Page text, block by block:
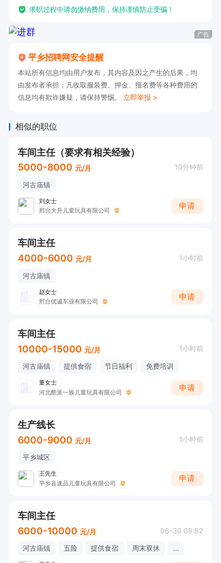
求职过程中请勿缴纳费用，保持谨慎防止受骗！
广告
平乡招聘网安全提醒
本站所有信息均由用户发布，其内容及因之产生的后果，均
由发布者承担；凡收取服装费、押金、报名费等各种费用的
信息均有欺诈嫌疑，请保持警惕。 立即举报 >
相似的职位
车间主任（要求有相关经验）
5000-8000 元/月 10分钟前
河古庙镇
刘女士
邢台大升儿童玩具有限公司
申请
车间主任
4000-6000 元/月 1小时前
河古庙镇
赵女士
邢台优诚车业有限公司
申请
车间主任
10000-15000 元/月 1小时前
河古庙镇 提供食宿 节日福利 免费培训
董女士
河北酷派一族儿童玩具有限公司
申请
生产线长
6000-9000 元/月 1小时前
平乡城区
王先生
平乡县速品儿童玩具有限公司
申请
车间主任
6000-10000 元/月 06-30 05:52
河古庙镇 五险 提供食宿 周末双休 ...